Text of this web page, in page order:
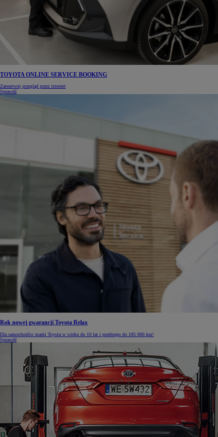
TOYOTA ONLINE SERVICE BOOKING
Zarezerwuj przegląd przez internet
Sprawdź
Rok nowej gwarancji Toyota Relax
Dla samochodów marki Toyota w wieku do 10 lat i przebiegu do 185 000 km!
Sprawdź